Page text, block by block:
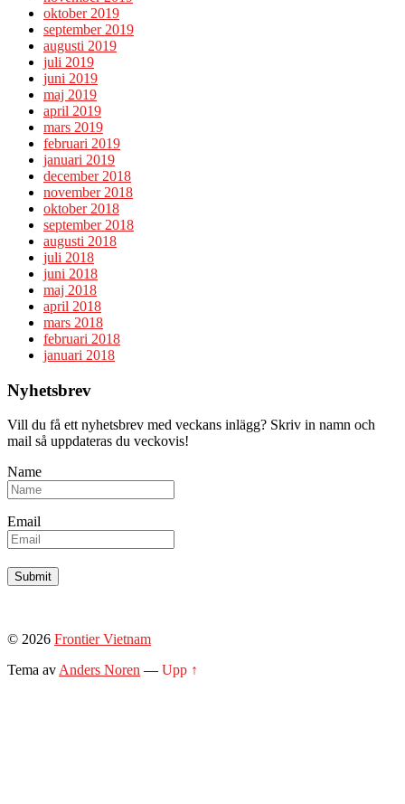
oktober 2019
september 2019
augusti 2019
juli 2019
juni 2019
maj 2019
april 2019
mars 2019
februari 2019
januari 2019
december 2018
november 2018
oktober 2018
september 2018
augusti 2018
juli 2018
juni 2018
maj 2018
april 2018
mars 2018
februari 2018
januari 2018
Nyhetsbrev
Vill du få ett nyhetsbrev med veckans inlägg? Skriv in namn och
mail så uppdateras du veckovis!
Name
Email
© 2026 Frontier Vietnam
Tema avAnders Noren — Upp ↑